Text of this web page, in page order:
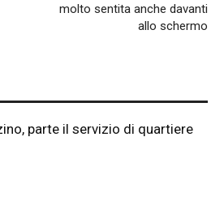
molto sentita anche davanti
allo schermo
parte il servizio di quartiere